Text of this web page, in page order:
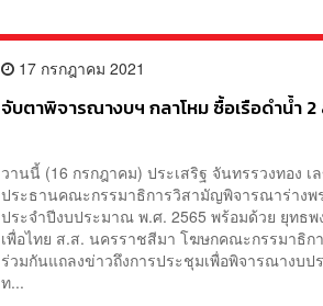
17 กรกฎาคม 2021
จับตาพิจารณางบฯ กลาโหม ซื้อเรือดำน้ำ
วานนี้ (16 กรกฎาคม) ประเสริฐ จันทรรวงทอง เ
ประธานคณะกรรมาธิการวิสามัญพิจารณาร่าง
ประจำปีงบประมาณ พ.ศ. 2565 พร้อมด้วย ยุทธพ
เพื่อไทย ส.ส. นครราชสีมา โฆษกคณะกรรมาธิ
ร่วมกันแถลงข่าวถึงการประชุมเพื่อพิจารณาง
ท...